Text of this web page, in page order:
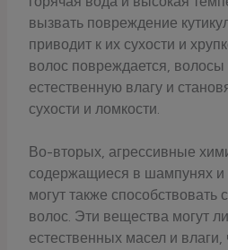
вызвать повреждение
приводит к их сухости и
волос повреждается,
естественную влагу и
сухости и ломкости.
Во-вторых, агрессивные
содержащиеся в шампунях и
могут также способствовать
волос. Эти вещества могут
естественных масел и влаги,